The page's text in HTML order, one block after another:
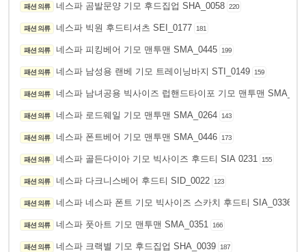
패션 의류 네스파 곰발문양 기모 후드집업 SHA_0058 220
패션 의류 네스파 빅원 후드티셔츠 SEI_0177 181
패션 의류 네스파 피킹베어 기모 맨투맨 SMA_0445 199
패션 의류 네스파 남성용 랜베 기모 트레이닝바지 STI_0149 159
패션 의류 네스파 남녀공용 빅사이즈 럽핸드타이포 기모 맨투맨
패션 의류 네스파 로드웨일 기모 맨투맨 SMA_0264 143
패션 의류 네스파 폰트베어 기모 맨투맨 SMA_0446 173
패션 의류 네스파 골든다이아 기모 빅사이즈 후드티 SIA 0231 155
패션 의류 네스파 다크니스베어 후드티 SID_0022 123
패션 의류 네스파 네스파 폰트 기모 빅사이즈 스카치 후드티 SIA_0336
패션 의류 네스파 풋아트 기모 맨투맨 SMA_0351 166
패션 의류 네스파 크랙별 기모 후드집업 SHA_0039 187